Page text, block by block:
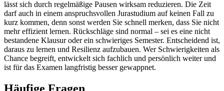
lässt sich durch regelmäßige Pausen wirksam reduzieren. Die Zeit
darf auch in einem anspruchsvollen Jurastudium auf keinen Fall zu
kurz kommen, denn sonst werden Sie schnell merken, dass Sie nicht
mehr effizient lernen. Rückschläge sind normal – sei es eine nicht
bestandene Klausur oder ein schwieriges Semester. Entscheidend ist,
daraus zu lernen und Resilienz aufzubauen. Wer Schwierigkeiten als
Chance begreift, entwickelt sich fachlich und persönlich weiter und
ist für das Examen langfristig besser gewappnet.